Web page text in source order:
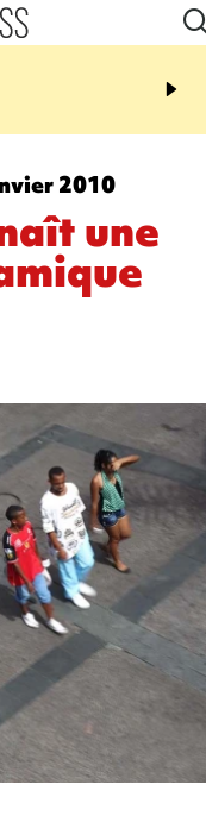
11:43
accident après le virage
2010
une